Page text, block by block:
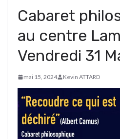
Cabaret
au centre
Vendredi 31
mai 15, 2024 Kevin ATTARD